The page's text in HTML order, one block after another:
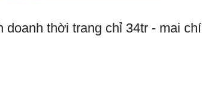
doanh thời trang chỉ 34tr - mai chí